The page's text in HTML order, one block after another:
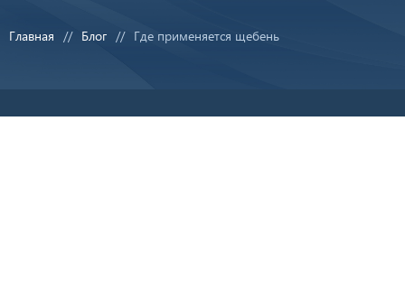
8 (812) 679-06-70
Главная Блог Где применяется щебень